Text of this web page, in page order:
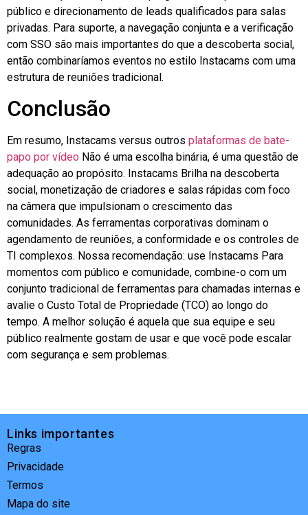
público e direcionamento de leads qualificados para salas
privadas. Para suporte, a navegação conjunta e a verificação
com SSO são mais importantes do que a descoberta social,
então combinaríamos eventos no estilo Instacams com uma
estrutura de reuniões tradicional.
Conclusão
Em resumo, Instacams versus outros plataformas de bate-
papo por vídeo Não é uma escolha binária, é uma questão de
adequação ao propósito. Instacams Brilha na descoberta
social, monetização de criadores e salas rápidas com foco
na câmera que impulsionam o crescimento das
comunidades. As ferramentas corporativas dominam o
agendamento de reuniões, a conformidade e os controles de
TI complexos. Nossa recomendação: use Instacams Para
momentos com público e comunidade, combine-o com um
conjunto tradicional de ferramentas para chamadas internas e
avalie o Custo Total de Propriedade (TCO) ao longo do
tempo. A melhor solução é aquela que sua equipe e seu
público realmente gostam de usar e que você pode escalar
com segurança e sem problemas.
Links importantes
Regras
Privacidade
Termos
Mapa do site